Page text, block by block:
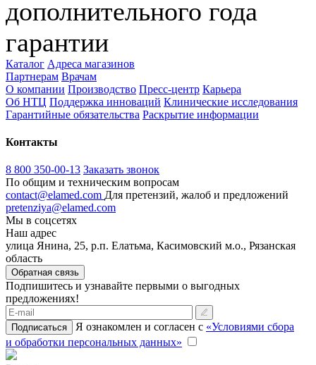
дополнительного года
гарантии
Каталог Адреса магазинов
Партнерам Врачам
О компании Производство Пресс-центр Карьера
Об НТЦ Поддержка инноваций Клинические исследования
Гарантийные обязательства Раскрытие информации
Контакты
8 800 350-00-13 Заказать звонок
По общим и техническим вопросам
contact@elamed.com Для претензий, жалоб и предложений
pretenziya@elamed.com
Мы в соцсетях
Наш адрес
улица Янина, 25, р.п. Елатьма, Касимовский м.о., Рязанская
область
Обратная связь
Подпишитесь и узнавайте первыми о выгодных
предложениях!
Подписаться Я ознакомлен и согласен с «Условиями сбора
и обработки персональных данных»